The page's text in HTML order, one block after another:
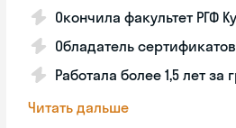
Окончила факультет РГФ
Обладатель
Работала более 1,5 лет за
Читать дальше